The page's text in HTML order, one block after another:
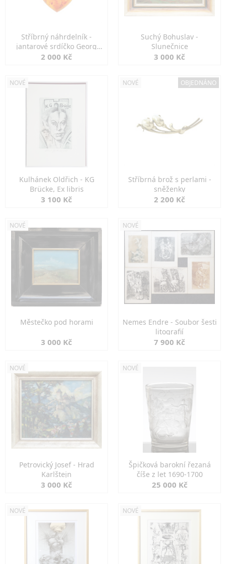
Stříbrný náhrdelník -
jantarové srdíčko Georg
Kramer
2 000 Kč
Suchý Bohuslav -
Slunečnice
3 000 Kč
NOVÉ
Kulhánek Oldřich - KG
Brücke, Ex libris
3 100 Kč
NOVÉ OBJEDNÁNO
Stříbrná brož s perlami -
sněženky
2 200 Kč
NOVÉ
Městečko pod horami
3 000 Kč
NOVÉ
Nemes Endre - Soubor šesti
litografií
7 900 Kč
NOVÉ
Petrovický Josef - Hrad
Karlštejn
3 000 Kč
NOVÉ
Špičková barokní řezaná
číše z let 1690-1700
25 000 Kč
NOVÉ NOVÉ